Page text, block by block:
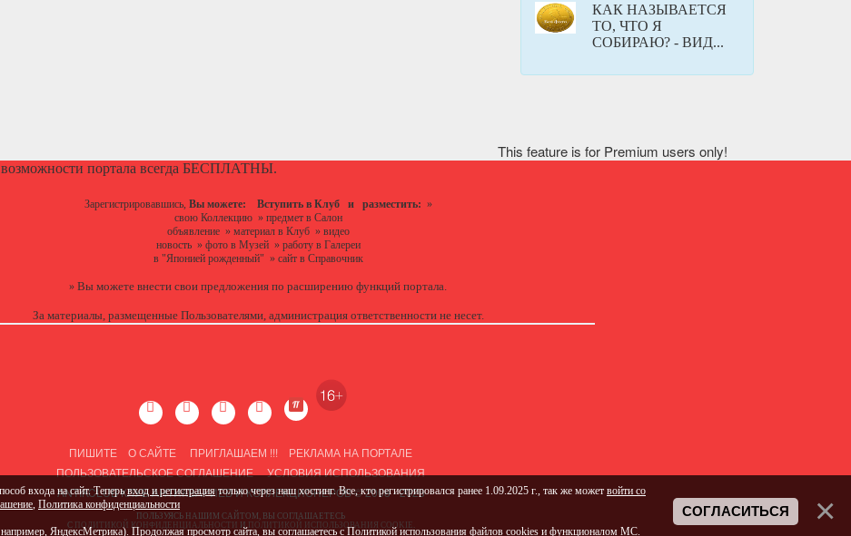
КАК НАЗЫВАЕТСЯ
ТО, ЧТО Я
СОБИРАЮ? - ВИД...
This feature is for Premium users only!
портала всегда БЕСПЛАТНЫ.
Зарегистрировавшись, Вы можете: Вступить в Клуб и разместить: »
свою Коллекцию» предмет в Салон
объявление» материал в Клуб» видео
новость» фото в Музей» работу в Галереи
в "Японией рожденный" » сайт в Справочник
» Вы можете внести свои предложения по расширению функций портала.
За материалы, размещенные Пользователями, администрация ответственности не несет.
ПИШИТЕ О САЙТЕ ПРИГЛАШАЕМ !!!
РЕКЛАМА НА ПОРТАЛЕ
ПОЛЬЗОВАТЕЛЬСКОЕ СОГЛАШЕНИЕ
УСЛОВИЯ ИСПОЛЬЗОВАНИЯ
ANTIKCLUB КЛУБ АНТИКВАРИЕВ И КОЛЛЕКЦИОНЕРОВ © 2008 - 2026
ПОЛЬЗУЯСЬ НАШИМ САЙТОМ, ВЫ СОГЛАШАЕТЕСЬ
С
ПОЛИТИКОЙ КОНФИДЕНЦИАЛЬНОСТИ ПОЛИТИКОЙ ИСПОЛЬЗОВАНИЯ COOKIE
входа на сайт. Теперьвход и регистрациятолько через наш хостинг. Все, кто регистрировался ранее 1.09.2025 г., так же может войти со
, Политика конфиденциальности
ЯндексМетрика). Продолжая просмотр сайта, вы соглашаетесь с Политикой использования файлов cookies и функционалом МС.
СОГЛАСИТЬСЯ